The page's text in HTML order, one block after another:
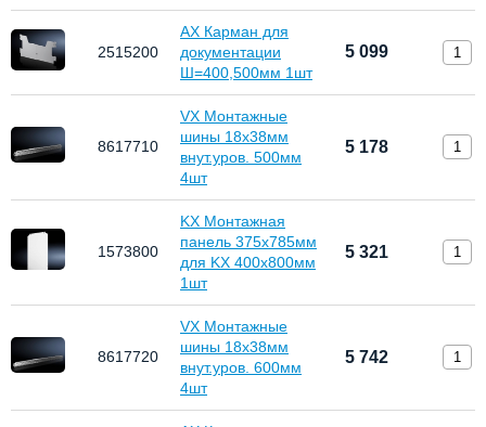
2515200
AX Карман для
документации
Ш=400,500мм 1шт
5 099
8617710
VX Монтажные
шины 18х38мм
внут.уров. 500мм
4шт
5 178
1573800
KX Монтажная
панель 375х785мм
для KX 400х800мм
1шт
5 321
8617720
VX Монтажные
шины 18х38мм
внут.уров. 600мм
4шт
5 742